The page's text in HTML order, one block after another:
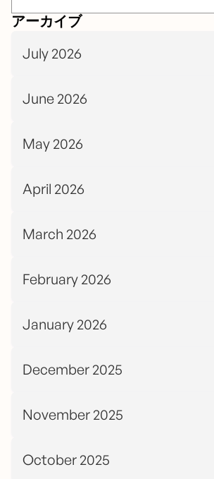
アーカイブ
July 2026
June 2026
May 2026
April 2026
March 2026
February 2026
January 2026
December 2025
November 2025
October 2025